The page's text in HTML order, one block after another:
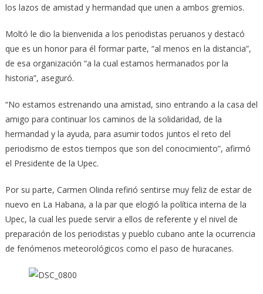
los lazos de amistad y hermandad que unen a ambos gremios.
Moltó le dio la bienvenida a los periodistas peruanos y destacó
que es un honor para él formar parte, “al menos en la distancia”,
de esa organización “a la cual estamos hermanados por la
historia”, aseguró.
“No estamos estrenando una amistad, sino entrando a la casa del
amigo para continuar los caminos de la solidaridad, de la
hermandad y la ayuda, para asumir todos juntos el reto del
periodismo de estos tiempos que son del conocimiento”, afirmó
el Presidente de la Upec.
Por su parte, Carmen Olinda refirió sentirse muy feliz de estar de
nuevo en La Habana, a la par que elogió la política interna de la
Upec, la cual les puede servir a ellos de referente y el nivel de
preparación de los periodistas y pueblo cubano ante la ocurrencia
de fenómenos meteorológicos como el paso de huracanes.